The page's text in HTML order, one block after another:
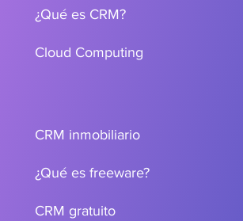
¿Qué es CRM?
Cloud Computing
CRM inmobiliario
¿Qué es freeware?
CRM gratuito